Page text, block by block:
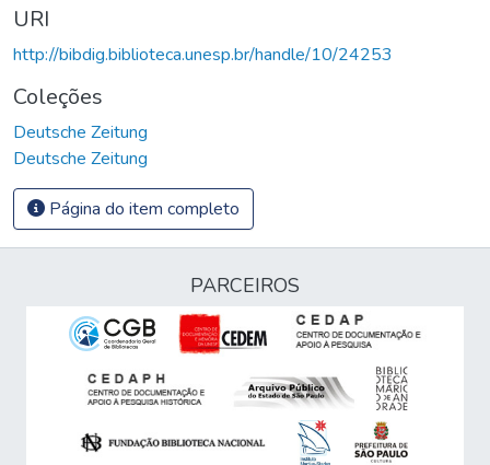
URI
http://bibdig.biblioteca.unesp.br/handle/10/24253
Coleções
Deutsche Zeitung
Deutsche Zeitung
Página do item completo
PARCEIROS